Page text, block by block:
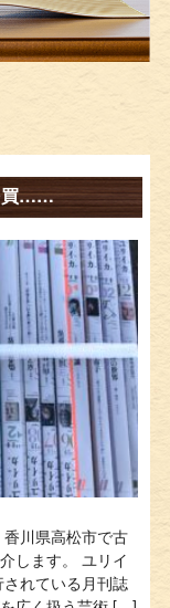
買……
川県高松市で古
します。 ユリイ
れている月刊誌